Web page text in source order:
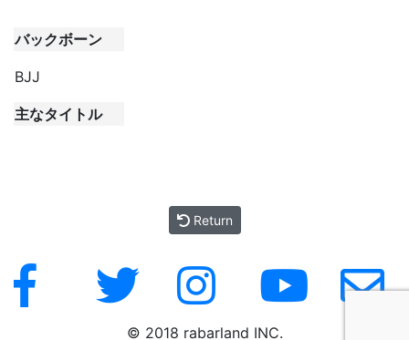
バックボーン
BJJ
主なタイトル
Return
© 2018 rabarland INC.